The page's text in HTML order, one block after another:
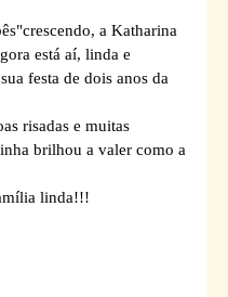
a Katharina
está aí, linda e
festa de dois anos da
risadas e muitas
brilhou a valer como a
linda!!!